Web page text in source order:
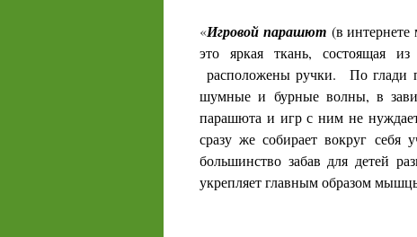
«Игровой парашют(в интернете
это яркая ткань, состоящая
расположены ручки. По глади
шумные и бурные волны, в
парашюта и игр с ним не
сразу же собирает вокруг себя
большинство забав для детей
укрепляет главным образом